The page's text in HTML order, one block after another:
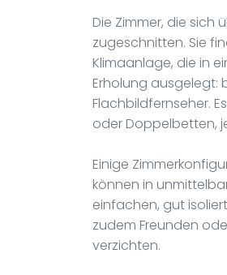
Die Zimmer, die
zugeschnitten. Sie
Klimaanlage, die in
Erholung ausgelegt:
Flachbildfernseher.
oder Doppelbetten,
Einige
können in
einfachen, gut
zudem Freunden
verzichten.